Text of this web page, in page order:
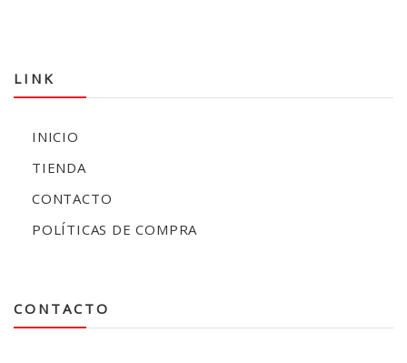
LINK
INICIO
TIENDA
CONTACTO
POLÍTICAS DE COMPRA
CONTACTO